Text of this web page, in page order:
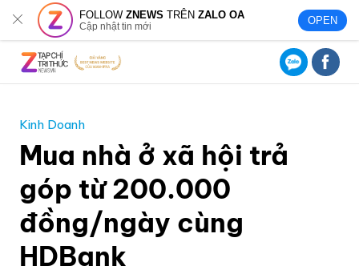
FOLLOWZNEWS TRÊNZALO OA
Cập nhật tin mới OPEN
Kinh Doanh
Mua nhà ở xã hội trả
góp từ 200.000
đồng/ngày cùng
HDBank